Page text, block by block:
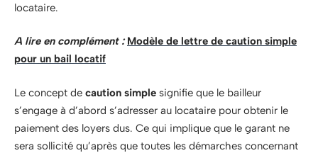
locataire.
A lire en complément : Modèle de lettre de caution simple
pour un bail locatif
Le concept de caution simple signifie que le bailleur
s’engage à d’abord s’adresser au locataire pour obtenir le
paiement des loyers dus. Ce qui implique que le garant ne
sera sollicité qu’après que toutes les démarches concernant